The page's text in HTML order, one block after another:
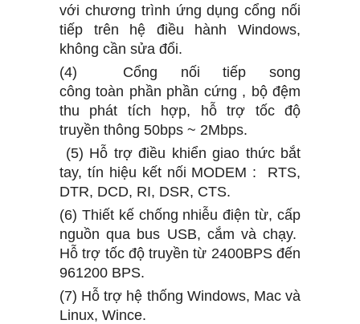
với chương trình ứng dụng cổng nối
tiếp trên hệ điều hành Windows,
không cần sửa đổi.
(4) Cổng nối tiếp song
côngtoàn phần phần cứng , bộ đệm
thu phát tích hợp, hỗ trợ tốc độ
truyền thông 50bps ~ 2Mbps.
(5) Hỗ trợ điều khiển giao thức bắt
tay, tín hiệu kết nối MODEM : RTS,
DTR, DCD, RI, DSR, CTS.
(6) Thiết kế chống nhiễu điện từ, cấp
nguồn qua bus USB, cắm và chạy.
Hỗ trợ tốc độ truyềntừ 2400BPS đến
961200 BPS.
(7) Hỗ trợ hệ thống Windows, Mac và
Linux, Wince.